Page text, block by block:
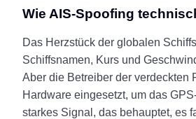
Wie AIS-Spoofing
Das Herzstück der globalen
Schiffsnamen, Kurs und
Aber die Betreiber der verdeckten
Hardware eingesetzt, um das
starkes Signal, das behauptet, es